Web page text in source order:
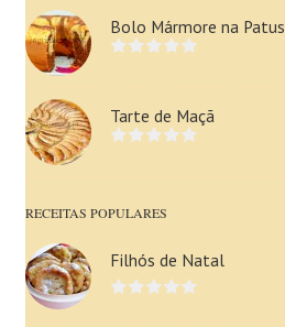
Bolo Mármore na
Tarte de Maçã
RECEITAS POPULARES
Filhós de Natal